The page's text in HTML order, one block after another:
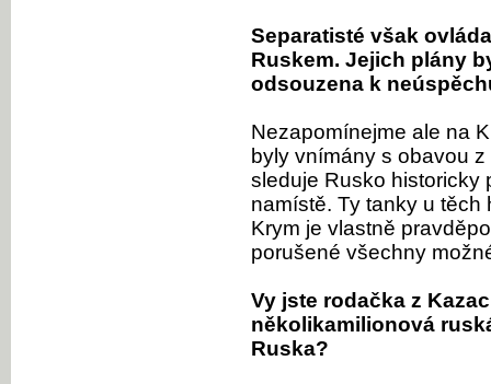
Separatisté však
Ruskem. Jejich plány
odsouzena k
Nezapomínejme ale na
byly vnímány s obavou
sleduje Rusko historicky
namístě. Ty tanky u
Krym je vlastně
porušené všechny
Vy jste rodačka z
několikamilionová
Ruska?